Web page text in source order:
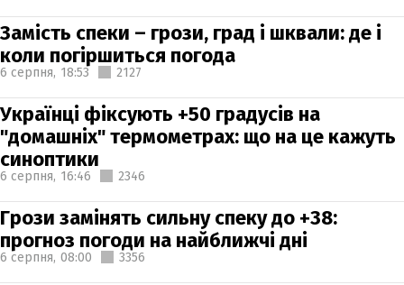
Замість спеки – грози, град і шквали: де і
коли погіршиться погода
6 серпня, 18:53 2127
Українці фіксують +50 градусів на
"домашніх" термометрах: що на це кажуть
синоптики
6 серпня, 16:46 2346
Грози замінять сильну спеку до +38:
прогноз погоди на найближчі дні
6 серпня, 08:00 3356